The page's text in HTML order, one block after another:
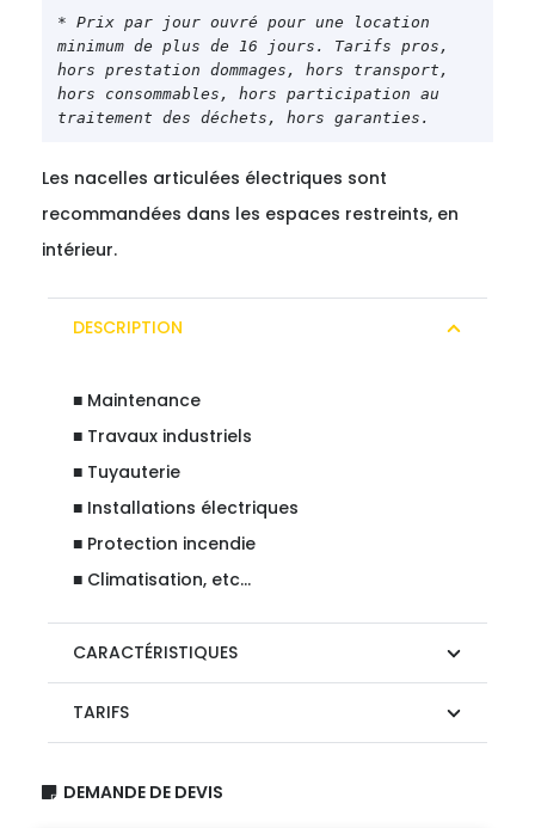
était :
133,00 €.
est :
133,00 €.
* Prix par jour ouvré pour une location
minimum de plus de 16 jours. Tarifs pros,
hors prestation dommages, hors transport,
hors consommables, hors participation au
traitement des déchets, hors garanties.
Les nacelles articulées électriques sont
recommandées dans les espaces restreints, en
intérieur.
DESCRIPTION
■ Maintenance
■ Travaux industriels
■ Tuyauterie
■ Installations électriques
■ Protection incendie
■ Climatisation, etc…
CARACTÉRISTIQUES
TARIFS
DEMANDE DE DEVIS